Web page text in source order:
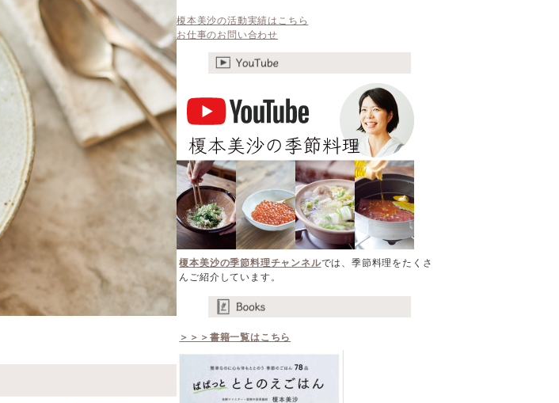
榎本美沙の活動実績はこちら
お仕事のお問い合わせ
榎本美沙の季節料理チャンネルでは、季節料理をたくさ
んご紹介しています。
＞＞＞書籍一覧はこちら